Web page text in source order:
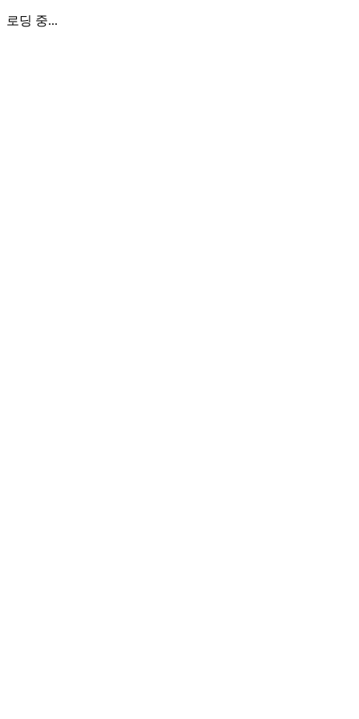
로딩 중...